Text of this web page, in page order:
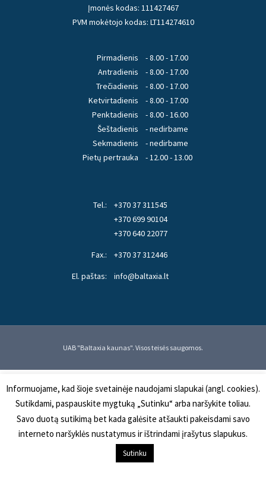
Įmonės kodas: 111427467
PVM mokėtojo kodas: LT114274610
Pirmadienis
Antradienis
Trečiadienis
Ketvirtadienis
Penktadienis
Šeštadienis
Sekmadienis
Pietų pertrauka
- 8.00 - 17.00
- 8.00 - 17.00
- 8.00 - 17.00
- 8.00 - 17.00
- 8.00 - 16.00
- nedirbame
- nedirbame
- 12.00 - 13.00
Tel.:
+370 37 311545
+370 699 90104
+370 640 22077
Fax.:
+370 37 312446
El. paštas:
info@baltaxia.lt
UAB "Baltaxia kaunas". Visos teisės saugomos.
Informuojame, kad šioje svetainėje naudojami slapukai (angl. cookies).
Sutikdami, paspauskite mygtuką „Sutinku“ arba naršykite toliau.
Savo duotą sutikimą bet kada galėsite atšaukti pakeisdami savo
interneto naršyklės nustatymus ir ištrindami įrašytus slapukus.
Sutinku